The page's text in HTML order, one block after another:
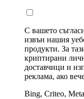
С вашето
извън нашия
продукти. За
криптирани
доставчици и
реклама, ако
Bing, Criteo,